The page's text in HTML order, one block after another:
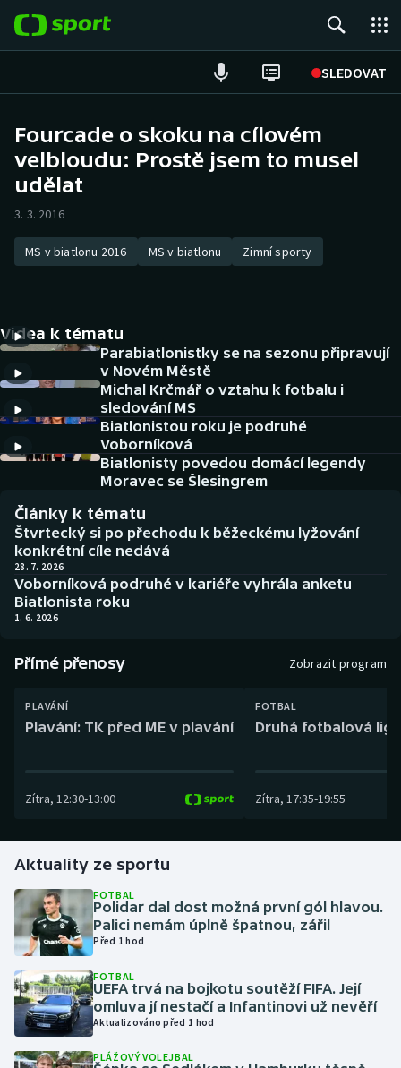
SLEDOVAT
Hokej
Atletika
DALŠÍ SPORTY
Americký fotbal
Baseball a softbal
Basketbal
Boby a skeleton
Box
Dostihy
Florbal
Golf
Gymnastika
Házená
Jezdectví
Judo
Krasobruslení
Lezení
NEPŘEHLÉDNĚTE
Soutěže
Historické návraty
AZ kvíz
Fourcade o skoku na cílovém
velbloudu: Prostě jsem to musel
udělat
3. 3. 2016
MS v biatlonu 2016 MS v biatlonu Zimní sporty
Videa k tématu
Parabiatlonistky se na sezonu připravují
v Novém Městě
Michal Krčmář o vztahu k fotbalu i
sledování MS
Biatlonistou roku je podruhé
Voborníková
Biatlonisty povedou domácí legendy
Moravec se Šlesingrem
Články k tématu
Štvrtecký si po přechodu k běžeckému lyžování
konkrétní cíle nedává
28. 7. 2026
Voborníková podruhé v kariéře vyhrála anketu
Biatlonista roku
1. 6. 2026
Přímé přenosy Zobrazit program
PLAVÁNÍ
Plavání: TK před ME v plavání
Zítra, 12:30-13:00
FOTBAL
Druhá fotbalová
Zítra, 17:35-19:55
Aktuality ze sportu
FOTBAL
Polidar dal dost možná první gól hlavou.
Palici nemám úplně špatnou, zářil
Před 1 hod
FOTBAL
UEFA trvá na bojkotu soutěží FIFA. Její
omluva jí nestačí a Infantinovi už nevěří
Aktualizováno před 1 hod
PLÁŽOVÝ VOLEJBAL